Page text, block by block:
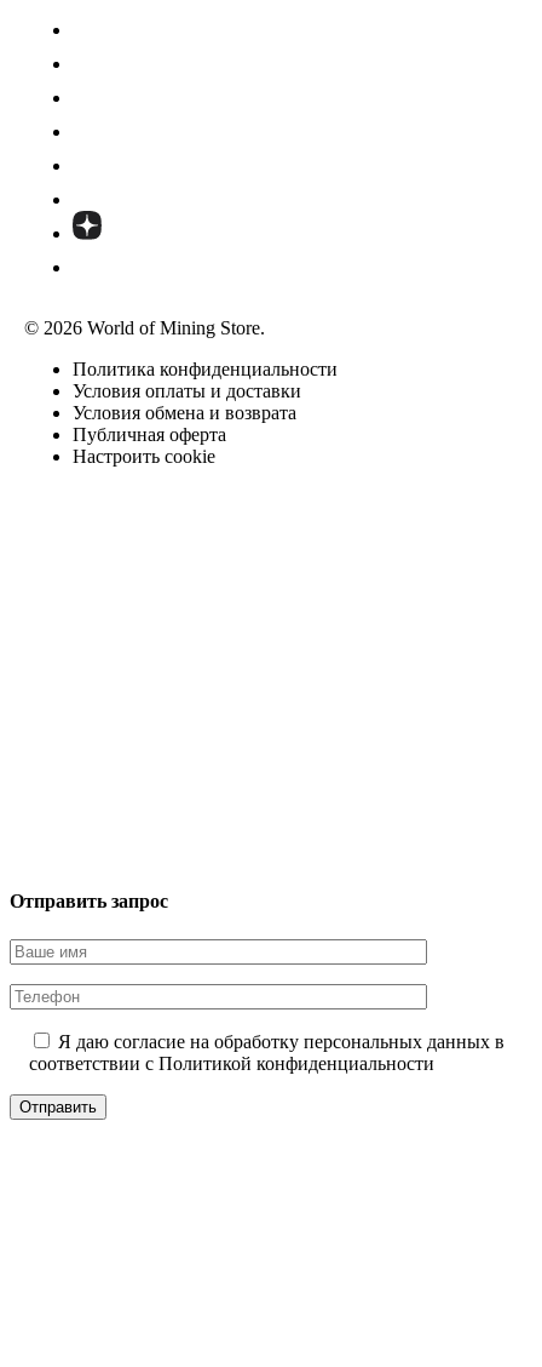
© 2026 World of Mining Store.
Политика конфиденциальности
Условия оплаты и доставки
Условия обмена и возврата
Публичная оферта
Настроить cookie
Отправить запрос
Я даю согласие на обработку персональных данных в
соответствии с Политикой конфиденциальности